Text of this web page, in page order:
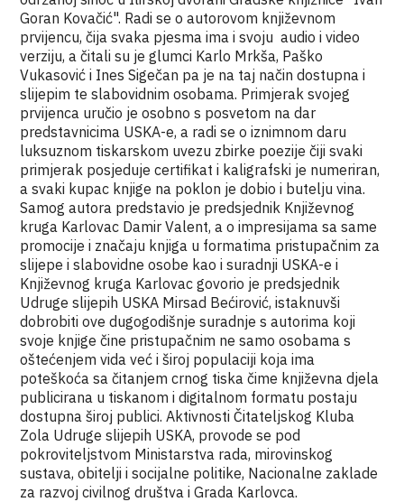
Goran Kovačić". Radi se o autorovom književnom
prvijencu, čija svaka pjesma ima i svoju audio i video
verziju, a čitali su je glumci Karlo Mrkša, Paško
Vukasović i Ines Sigečan pa je na taj način dostupna i
slijepim te slabovidnim osobama. Primjerak svojeg
prvijenca uručio je osobno s posvetom na dar
predstavnicima USKA-e, a radi se o iznimnom daru
luksuznom tiskarskom uvezu zbirke poezije čiji svaki
primjerak posjeduje certifikat i kaligrafski je numeriran,
a svaki kupac knjige na poklon je dobio i butelju vina.
Samog autora predstavio je predsjednik Književnog
kruga Karlovac Damir Valent, a o impresijama sa same
promocije i značaju knjiga u formatima pristupačnim za
slijepe i slabovidne osobe kao i suradnji USKA-e i
Književnog kruga Karlovac govorio je predsjednik
Udruge slijepih USKA Mirsad Bećirović, istaknuvši
dobrobiti ove dugogodišnje suradnje s autorima koji
svoje knjige čine pristupačnim ne samo osobama s
oštećenjem vida već i široj populaciji koja ima
poteškoća sa čitanjem crnog tiska čime književna djela
publicirana u tiskanom i digitalnom formatu postaju
dostupna široj publici. Aktivnosti Čitateljskog Kluba
Zola Udruge slijepih USKA, provode se pod
pokroviteljstvom Ministarstva rada, mirovinskog
sustava, obitelji i socijalne politike, Nacionalne zaklade
za razvoj civilnog društva i Grada Karlovca.